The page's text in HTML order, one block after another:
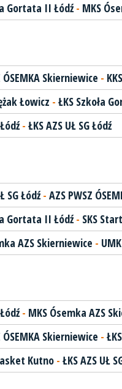
Gortata II Łódź- MKS
ÓSEMKA Skierniewice -
Łowicz - ŁKS Szkoła
- ŁKS AZS UŁ SG Łódź
SG Łódź- AZS PWSZ
Gortata II Łódź- SKS
AZS Skierniewice -
- MKS Ósemka AZS
ÓSEMKA Skierniewice -
Kutno - ŁKS AZS UŁ